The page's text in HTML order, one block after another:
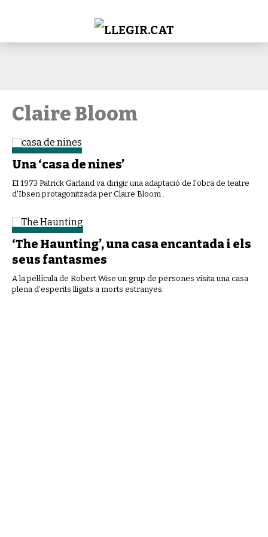
Claire Bloom
Una ‘casa de nines’
El 1973 Patrick Garland va dirigir una adaptació de l'obra de teatre
d'Ibsen protagonitzada per Claire Bloom .
‘The Haunting’, una casa encantada i els
seus fantasmes
A la pel·lícula de Robert Wise un grup de persones visita una casa
plena d’esperits lligats a morts estranyes.